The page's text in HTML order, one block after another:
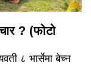
? (फोटो
८ भार्सेमा बेच्न